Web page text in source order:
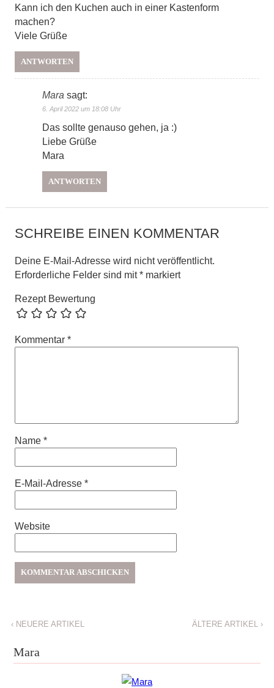
Kann ich den Kuchen auch in einer Kastenform
machen?
Viele Grüße
ANTWORTEN
Mara sagt:
6. April 2022 um 18:08 Uhr
Das sollte genauso gehen, ja :)
Liebe Grüße
Mara
ANTWORTEN
SCHREIBE EINEN KOMMENTAR
Deine E-Mail-Adresse wird nicht veröffentlicht.
Erforderliche Felder sind mit*markiert
Rezept Bewertung
Kommentar *
Name *
E-Mail-Adresse *
Website
‹NEUERE ARTIKEL ÄLTERE ARTIKEL ›
Mara